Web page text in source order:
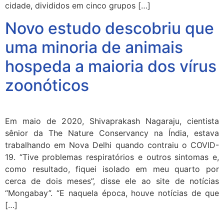
cidade, divididos em cinco grupos […]
Novo estudo descobriu que
uma minoria de animais
hospeda a maioria dos vírus
zoonóticos
Em maio de 2020, Shivaprakash Nagaraju, cientista
sênior da The Nature Conservancy na Índia, estava
trabalhando em Nova Delhi quando contraiu o COVID-
19. “Tive problemas respiratórios e outros sintomas e,
como resultado, fiquei isolado em meu quarto por
cerca de dois meses”, disse ele ao site de notícias
“Mongabay”. “E naquela época, houve notícias de que
[…]